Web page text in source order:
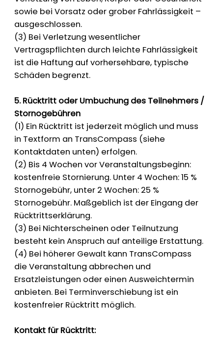
sowie bei Vorsatz oder grober Fahrlässigkeit –
ausgeschlossen.
(3) Bei Verletzung wesentlicher
Vertragspflichten durch leichte Fahrlässigkeit
ist die Haftung auf vorhersehbare, typische
Schäden begrenzt.
5. Rücktritt oder Umbuchung des Teilnehmers /
Stornogebühren
(1) Ein Rücktritt ist jederzeit möglich und muss
in Textform an TransCompass (siehe
Kontaktdaten unten) erfolgen.
(2) Bis 4 Wochen vor Veranstaltungsbeginn:
kostenfreie Stornierung. Unter 4 Wochen: 15 %
Stornogebühr, unter 2 Wochen: 25 %
Stornogebühr. Maßgeblich ist der Eingang der
Rücktrittserklärung.
(3) Bei Nichterscheinen oder Teilnutzung
besteht kein Anspruch auf anteilige Erstattung.
(4) Bei höherer Gewalt kann TransCompass
die Veranstaltung abbrechen und
Ersatzleistungen oder einen Ausweichtermin
anbieten. Bei Terminverschiebung ist ein
kostenfreier Rücktritt möglich.
Kontakt für Rücktritt: